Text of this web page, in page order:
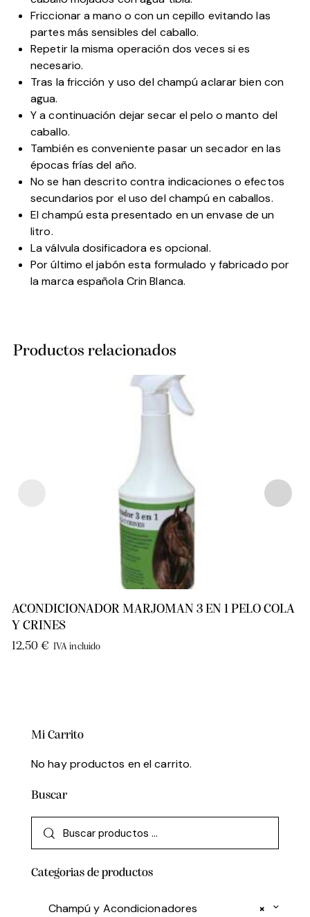
Friccionar a mano o con un cepillo evitando las
partes más sensibles del caballo.
Repetir la misma operación dos veces si es
necesario.
Tras la fricción y uso del champú aclarar bien con
agua.
Y a continuación dejar secar el pelo o manto del
caballo.
También es conveniente pasar un secador en las
épocas frías del año.
No se han descrito contra indicaciones o efectos
secundarios por el uso del champú en caballos.
El champú esta presentado en un envase de un
litro.
La válvula dosificadora es opcional.
Por último el jabón esta formulado y fabricado por
la marca española Crin Blanca.
Productos relacionados
ACONDICIONADOR MARJOMAN 3 EN 1 PELO COLA
Y CRINES
12,50 € IVA incluido
Mi Carrito
No hay productos en el carrito.
Buscar
Categorias de productos
×
Champú y Acondicionadores